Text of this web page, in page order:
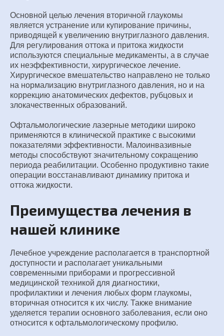
Основной целью лечения вторичной глаукомы
является устранение или купирование причины,
приводящей к увеличению внутриглазного давления.
Для регулирования оттока и притока жидкости
используются специальные медикаменты, а в случае
их неэффективности, хирургическое лечение.
Хирургическое вмешательство направлено не только
на нормализацию внутриглазного давления, но и на
коррекцию анатомических дефектов, рубцовых и
злокачественных образований.
Офтальмологические лазерные методики широко
применяются в клинической практике с высокими
показателями эффективности. Малоинвазивные
методы способствуют значительному сокращению
периода реабилитации. Особенно продуктивно такие
операции восстанавливают динамику притока и
оттока жидкости.
Преимущества лечения в
нашей клинике
Лечебное учреждение располагается в транспортной
доступности и располагает уникальными
современными приборами и прогрессивной
медицинской техникой для диагностики,
профилактики и лечения любых форм глаукомы,
вторичная относится к их числу. Также внимание
уделяется терапии основного заболевания, если оно
относится к офтальмологическому профилю.